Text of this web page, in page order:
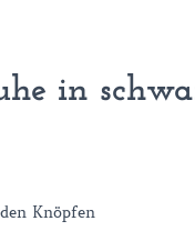
in
Knöpfen